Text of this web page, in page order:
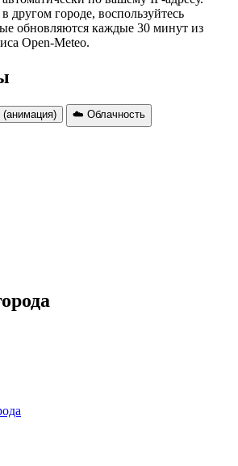
другом городе, воспользуйтесь
обновляются каждые 30 минут из
Open-Meteo.
(анимация)
☁️ Облачность